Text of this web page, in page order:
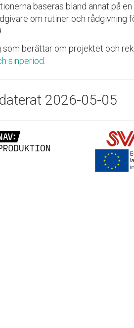
baseras bland annat på
om rutiner och rådgivning
som berättar om projektet och
sinperiod
2026-05-05